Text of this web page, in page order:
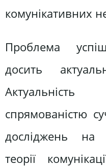
комунікативних
Проблема
досить
спрямованістю
досліджень на
теорії